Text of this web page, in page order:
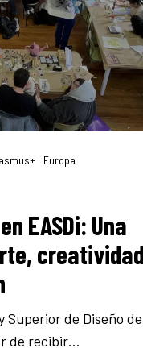
Europa
EASDi: Una
Superior de Diseño de
de recibir…